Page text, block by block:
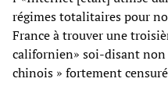
régimes totalitaires pour
France à trouver une
californien» soi-disant
chinois » fortement